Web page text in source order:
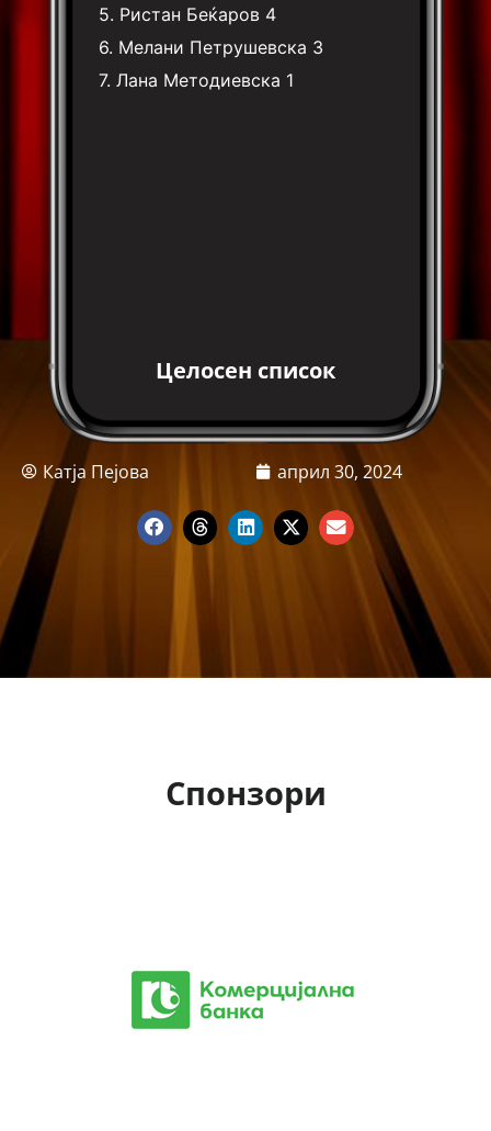
5. Ристан Беќаров 4
6. Мелани Петрушевска 3
7.Лана Методиевска 1
Целосен список
Катја Пејова април 30, 2024
Спонзори